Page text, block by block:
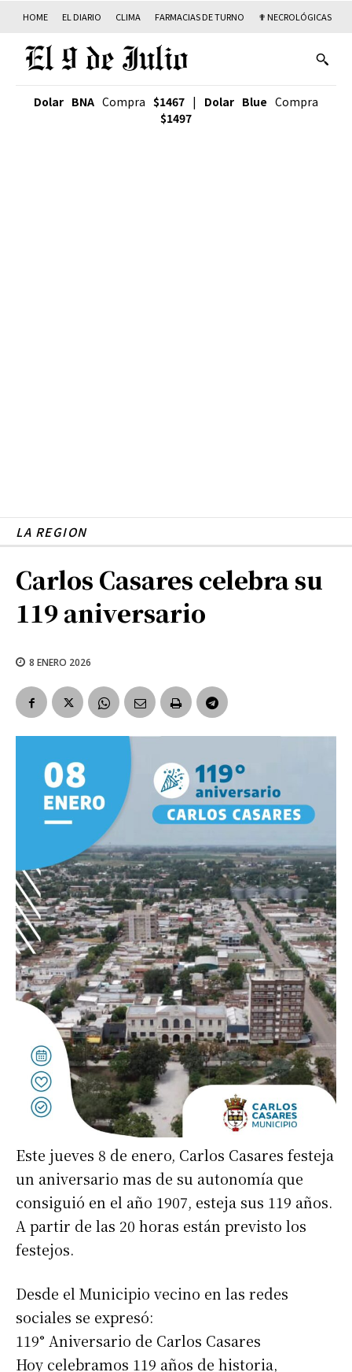
HOME EL DIARIO CLIMA FARMACIAS DE TURNO ✟ NECROLÓGICAS
Dolar BNA Compra $1467 | Dolar Blue Compra
$1497
LA REGION
Carlos Casares celebra su
119 aniversario
8 ENERO 2026
Este jueves 8 de enero, Carlos Casares festeja
un aniversario mas de su autonomía que
consiguió en el año 1907, esteja sus 119 años.
A partir de las 20 horas están previsto los
festejos.
Desde el Municipio vecino en las redes
sociales se expresó:
119° Aniversario de Carlos Casares
Hoy celebramos 119 años de historia,